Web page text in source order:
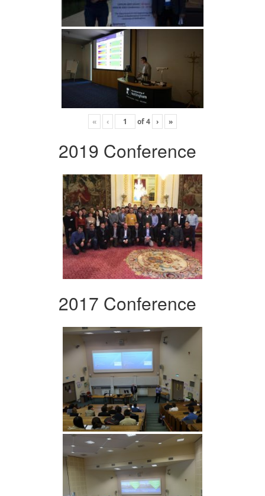
« ‹ of4 › »
2019 Conference
2017 Conference